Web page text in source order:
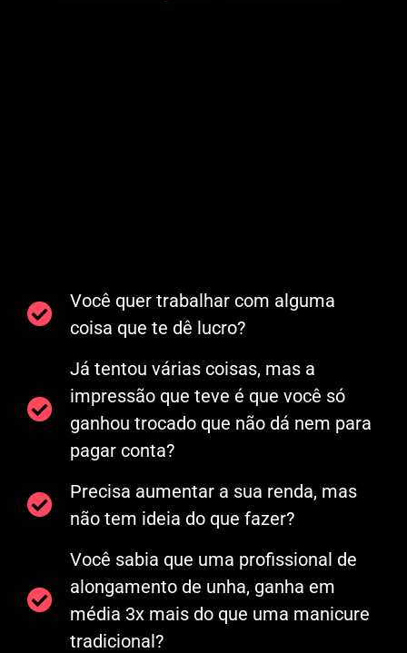
Você quer trabalhar com alguma
coisa que te dê lucro?
Já tentou várias coisas, mas a
impressão que teve é que você só
ganhou trocado que não dá nem para
pagar conta?
Precisa aumentar a sua renda, mas
não tem ideia do que fazer?
Você sabia que uma profissional de
alongamento de unha, ganha em
média 3x mais do que uma manicure
tradicional?